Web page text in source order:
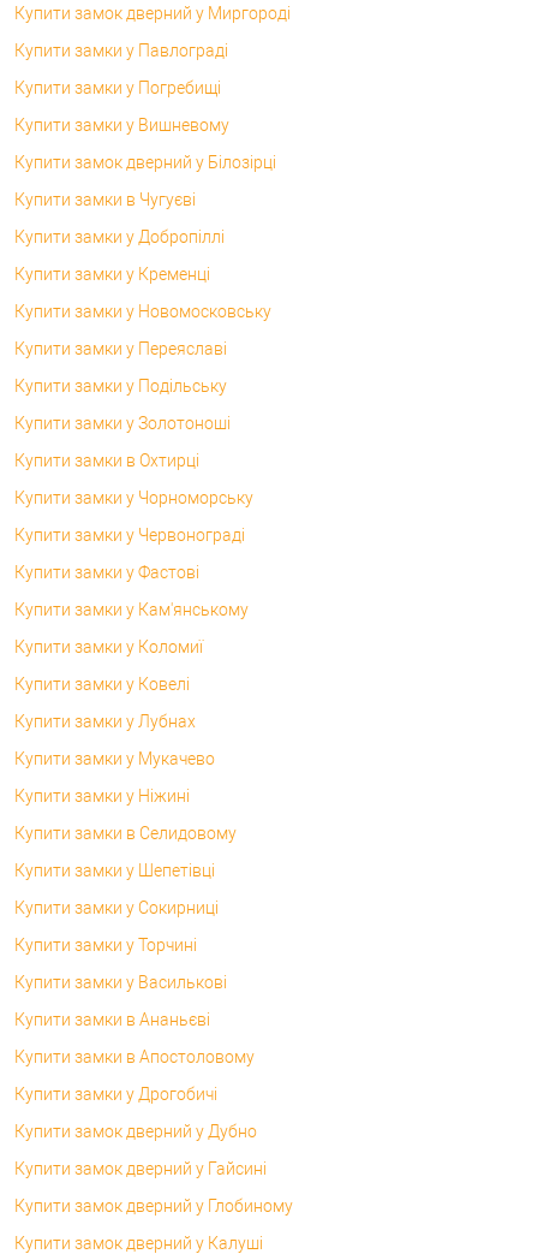
Купити замок дверний у Миргороді
Купити замки у Павлограді
Купити замки у Погребищі
Купити замки у Вишневому
Купити замок дверний у Білозірці
Купити замки в Чугуєві
Купити замки у Добропіллі
Купити замки у Кременці
Купити замки у Новомосковську
Купити замки у Переяславі
Купити замки у Подільську
Купити замки у Золотоноші
Купити замки в Охтирці
Купити замки у Чорноморську
Купити замки у Червонограді
Купити замки у Фастові
Купити замки у Кам'янському
Купити замки у Коломиї
Купити замки у Ковелі
Купити замки у Лубнах
Купити замки у Мукачево
Купити замки у Ніжині
Купити замки в Селидовому
Купити замки у Шепетівці
Купити замки у Сокирниці
Купити замки у Торчині
Купити замки у Василькові
Купити замки в Ананьєві
Купити замки в Апостоловому
Купити замки у Дрогобичі
Купити замок дверний у Дубно
Купити замок дверний у Гайсині
Купити замок дверний у Глобиному
Купити замок дверний у Калуші